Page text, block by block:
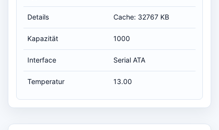
Details Cache: 32767 KB
Kapazität 1000
Interface Serial ATA
Temperatur 13.00